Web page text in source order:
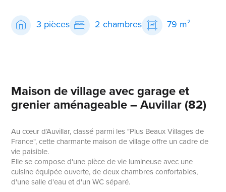
3 pièces 2 chambres 79 m²
Maison de village avec garage et
grenier aménageable – Auvillar (82)
Au cœur d’Auvillar, classé parmi les "Plus Beaux Villages de
France", cette charmante maison de village offre un cadre de
vie paisible.
Elle se compose d'une pièce de vie lumineuse avec une
cuisine équipée ouverte, de deux chambres confortables,
d'une salle d'eau et d'un WC séparé.